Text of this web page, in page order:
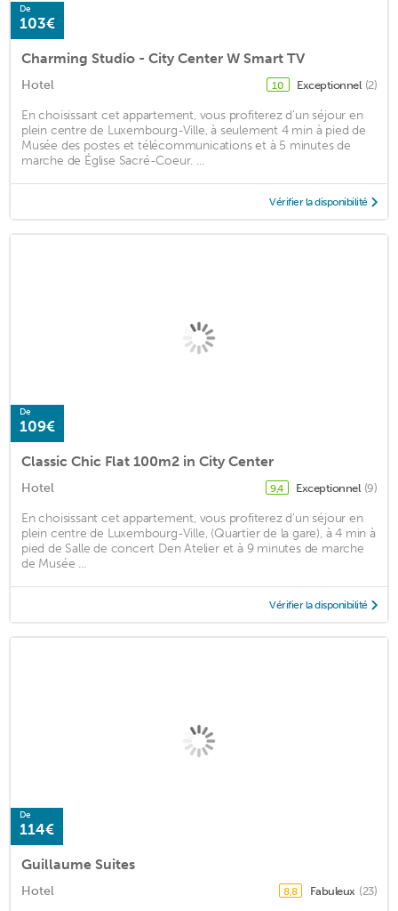
De
103€
Charming Studio - City Center W Smart TV
Hotel 10 Exceptionnel (2)
En choisissant cet appartement, vous profiterez d'un séjour en
plein centre de Luxembourg-Ville, à seulement 4 min à pied de
Musée des postes et télécommunications et à 5 minutes de
marche de Église Sacré-Coeur. ...
Vérifier la disponibilité
De
109€
Classic Chic Flat 100m2 in City Center
Hotel 9,4 Exceptionnel (9)
En choisissant cet appartement, vous profiterez d'un séjour en
plein centre de Luxembourg-Ville, (Quartier de la gare), à 4 min à
pied de Salle de concert Den Atelier et à 9 minutes de marche
de Musée ...
Vérifier la disponibilité
De
114€
Guillaume Suites
Hotel 8,8 Fabuleux (23)